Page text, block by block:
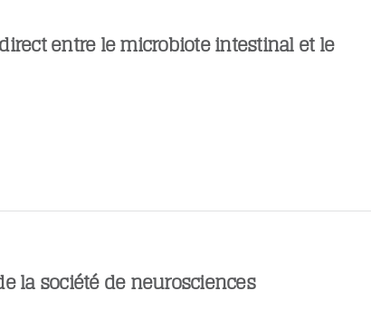
entre le microbiote intestinal et le
la société de neurosciences